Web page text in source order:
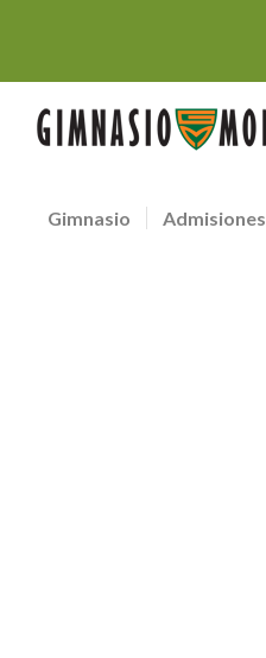
Gimnasio Admisiones